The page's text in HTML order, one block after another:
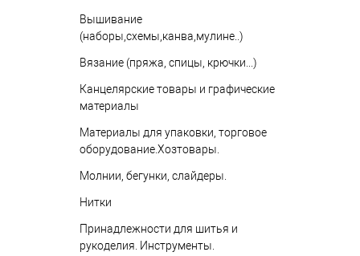
Вышивание
(наборы,схемы,канва,мулине..)
Вязание (пряжа, спицы, крючки...)
Канцелярские товары и графические
материалы
Материалы для упаковки, торговое
оборудование.Хозтовары.
Молнии, бегунки, слайдеры.
Нитки
Принадлежности для шитья и
рукоделия. Инструменты.